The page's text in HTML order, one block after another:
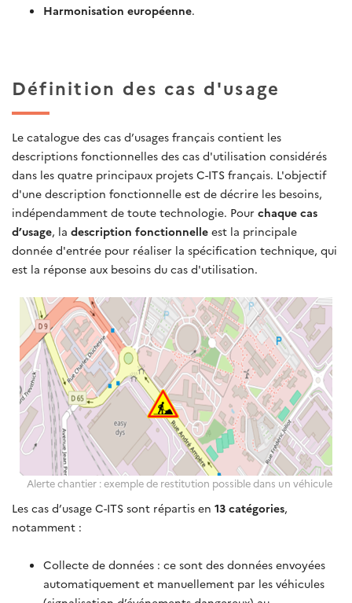
Harmonisation européenne.
Définition des cas d'usage
Le catalogue des cas d’usages français contient les
descriptions fonctionnelles des cas d'utilisation considérés
dans les quatre principaux projets C-ITS français. L'objectif
d'une description fonctionnelle est de décrire les besoins,
indépendamment de toute technologie. Pour chaque cas
d’usage, la description fonctionnelle est la principale
donnée d'entrée pour réaliser la spécification technique, qui
est la réponse aux besoins du cas d'utilisation.
Alerte chantier : exemple de restitution possible dans un véhicule
Les cas d’usage C-ITS sont répartis en 13 catégories,
notamment :
Collecte de données : ce sont des données envoyées
automatiquement et manuellement par les véhicules